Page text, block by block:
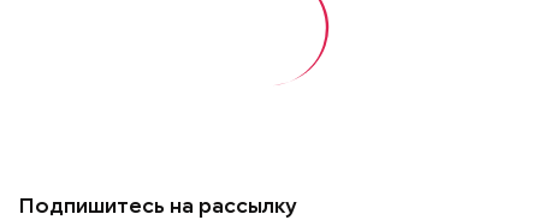
Подпишитесь на рассылку